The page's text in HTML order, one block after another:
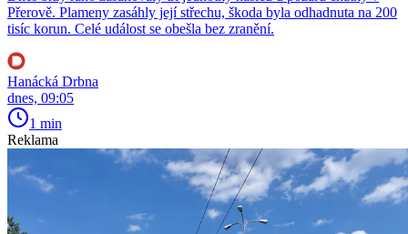
Přerově. Plameny zasáhly její střechu, škoda byla odhadnuta na 200
tisíc korun. Celé událost se obešla bez zranění.
Hanácká Drbna
dnes, 09:05
1 min
Reklama